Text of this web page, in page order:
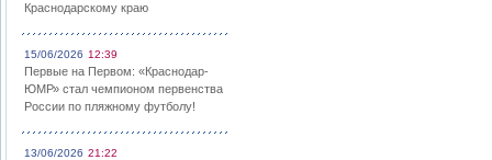
Краснодарскому краю
15/06/2026 12:39
Первые на Первом: «Краснодар-
ЮМР» стал чемпионом первенства
России по пляжному футболу!
13/06/2026 21:22